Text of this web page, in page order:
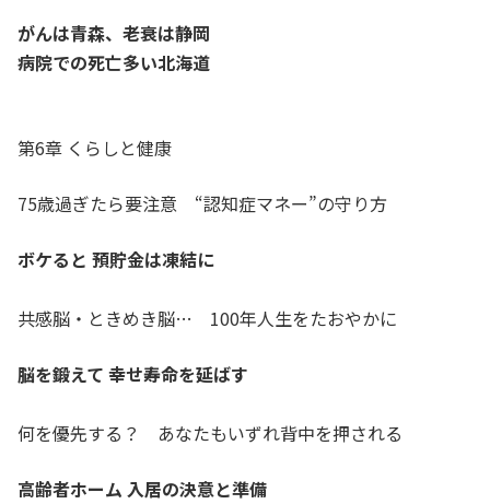
がんは青森、老衰は静岡
病院での死亡多い北海道
第6章 くらしと健康
75歳過ぎたら要注意 “認知症マネー”の守り方
ボケると 預貯金は凍結に
共感脳・ときめき脳… 100年人生をたおやかに
脳を鍛えて 幸せ寿命を延ばす
何を優先する？ あなたもいずれ背中を押される
高齢者ホーム 入居の決意と準備